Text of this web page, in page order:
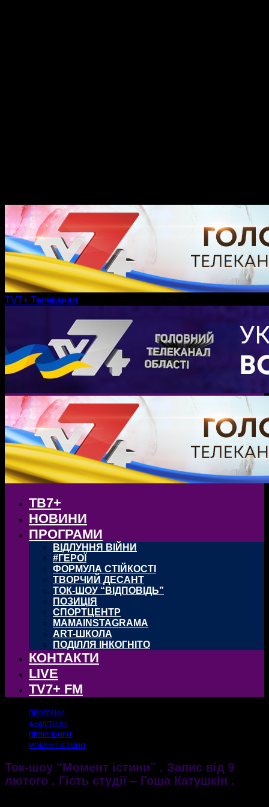
TV7+ Телеканал
ТВ7+
НОВИНИ
ПРОГРАМИ
ВІДЛУННЯ ВІЙНИ
#ГЕРОЇ
ФОРМУЛА СТІЙКОСТІ
ТВОРЧИЙ ДЕСАНТ
ТОК-ШОУ “ВІДПОВІДЬ”
ПОЗИЦІЯ
СПОРТЦЕНТР
MAMAINSTAGRAMA
ART-ШКОЛА
ПОДІЛЛЯ ІНКОГНІТО
КОНТАКТИ
LIVE
TV7+ FM
ПРОГРАМИ
АНАЛІТИЧНІ
ПРЯМІ ЕФІРИ
МОМЕНТ ІСТИНИ
Ток-шоу “Момент істини” . Запис від 9
лютого . Гість студії – Гоша Катушкін .